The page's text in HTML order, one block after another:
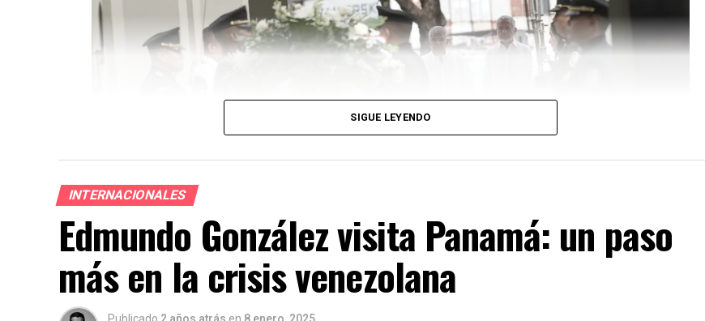
SIGUE LEYENDO
INTERNACIONALES
Edmundo González visita Panamá: un paso
más en la crisis venezolana
Publicado 2 años atrás en 8 enero, 2025